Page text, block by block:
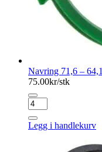
Navring 71,6 – 64,1
75.00kr/stk
Navring
71,6
-
64,1
Legg i handlekurv